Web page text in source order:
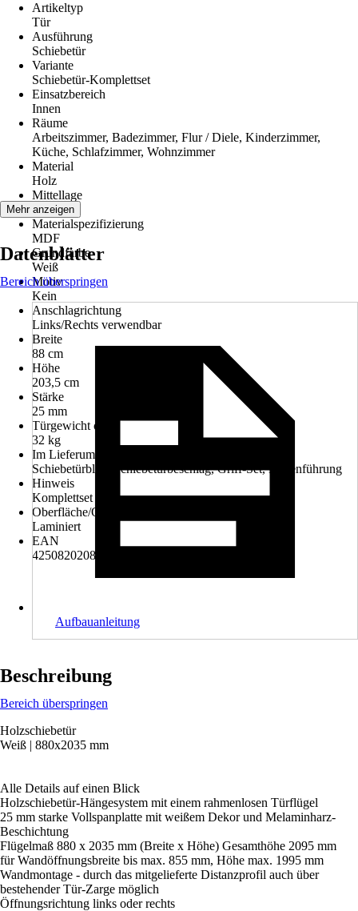
Artikeltyp
Tür
Ausführung
Schiebetür
Variante
Schiebetür-Komplettset
Einsatzbereich
Innen
Räume
Arbeitszimmer, Badezimmer, Flur / Diele, Kinderzimmer,
Küche, Schlafzimmer, Wohnzimmer
Material
Holz
Mittellage
Vollspan
Materialspezifizierung
MDF
Grundfarbe
Weiß
Motiv
Kein
Anschlagrichtung
Links/Rechts verwendbar
Breite
88 cm
Höhe
203,5 cm
Stärke
25 mm
Türgewicht ca.
32 kg
Im Lieferumfang enthalten
Schiebetürblatt, Schiebetürbeschlag, Griff-Set, Bodenführung
Hinweis
Komplettset
Oberfläche/Oberflächenbehandlung
Laminiert
EAN
4250820208094
Mehr anzeigen
Datenblätter
Bereich überspringen
Aufbauanleitung
Beschreibung
Bereich überspringen
Holzschiebetür
Weiß | 880x2035 mm
Alle Details auf einen Blick
Holzschiebetür-Hängesystem mit einem rahmenlosen Türflügel
25 mm starke Vollspanplatte mit weißem Dekor und Melaminharz-
Beschichtung
Flügelmaß 880 x 2035 mm (Breite x Höhe) Gesamthöhe 2095 mm
für Wandöffnungsbreite bis max. 855 mm, Höhe max. 1995 mm
Wandmontage - durch das mitgelieferte Distanzprofil auch über
bestehender Tür-Zarge möglich
Öffnungsrichtung links oder rechts